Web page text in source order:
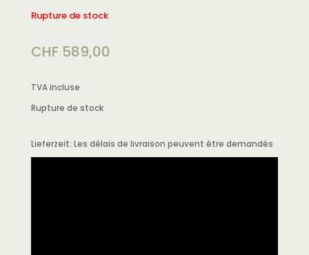
Rupture de stock
CHF 589,00
TVA incluse
Rupture de stock
Lieferzeit: Les délais de livraison peuvent être demandés